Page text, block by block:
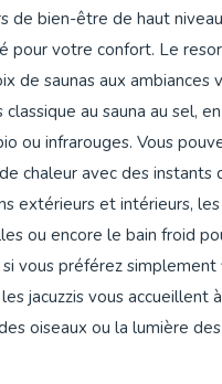
de bien-être de haut
pour votre confort. Le
de saunas aux ambiances
classique au sauna au sel,
ou infrarouges. Vous
chaleur avec des instants
extérieurs et intérieurs,
ou encore le bain froid
si vous préférez
jacuzzis vous accueillent
oiseaux ou la lumière